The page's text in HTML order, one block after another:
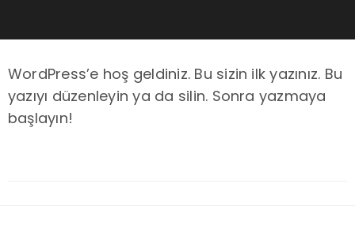
WordPress’e hoş geldiniz. Bu sizin ilk yazınız. Bu
yazıyı düzenleyin ya da silin. Sonra yazmaya
başlayın!